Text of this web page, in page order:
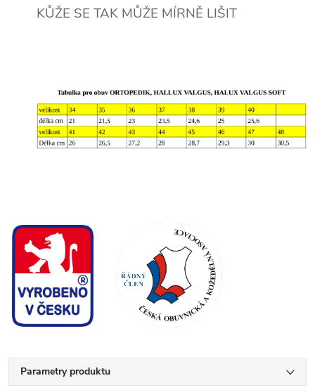
KŮŽE SE TAK MŮŽE MÍRNĚ LIŠIT
Parametry produktu